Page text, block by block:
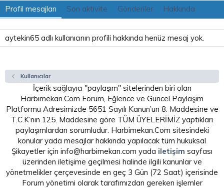
Profil mesajları Son aktivite Gönderiler Hakkında
aytekin65 adlı kullanıcının profili hakkında henüz mesaj yok.
Kullanıcılar
İçerik sağlayıcı "paylaşım" sitelerinden biri olan
Harbimekan.Com Forum, Eğlence ve Güncel Paylaşım
Platformu Adresimizde 5651 Sayılı Kanun’un 8. Maddesine ve
T.C.K’nın 125. Maddesine göre TÜM ÜYELERİMİZ yaptıkları
paylaşımlardan sorumludur. Harbimekan.Com sitesindeki
konular yada mesajlar hakkında yapılacak tüm hukuksal
Şikayetler için info@harbimekan.com yada iletişim sayfası
üzerinden iletişime geçilmesi halinde ilgili kanunlar ve
yönetmelikler çerçevesinde en geç 3 Gün (72 Saat) içerisinde
Forum yönetimi olarak tarafımızdan gereken işlemler